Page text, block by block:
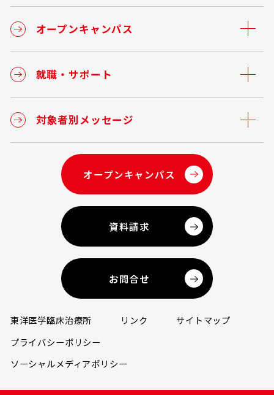
オープンキャンパス
就職・サポート
対象者別メッセージ
オープンキャンパス
資料請求
お問合せ
東洋医学臨床治療所 リンク
サイトマップ
プライバシーポリシー
ソーシャルメディアポリシー